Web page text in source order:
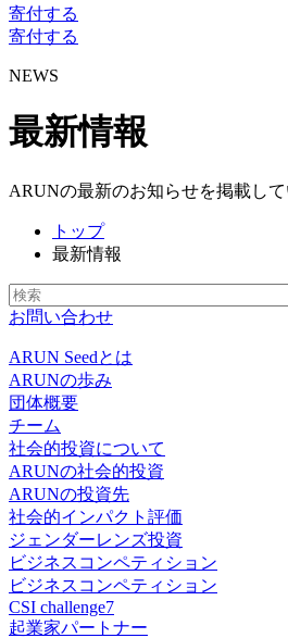
寄付する
寄付する
NEWS
最新情報
ARUNの最新のお知らせを掲載して
トップ
最新情報
お問い合わせ
ARUN Seedとは
ARUNの歩み
団体概要
チーム
社会的投資について
ARUNの社会的投資
ARUNの投資先
社会的インパクト評価
ジェンダーレンズ投資
ビジネスコンペティション
ビジネスコンペティション
CSI challenge7
起業家パートナー